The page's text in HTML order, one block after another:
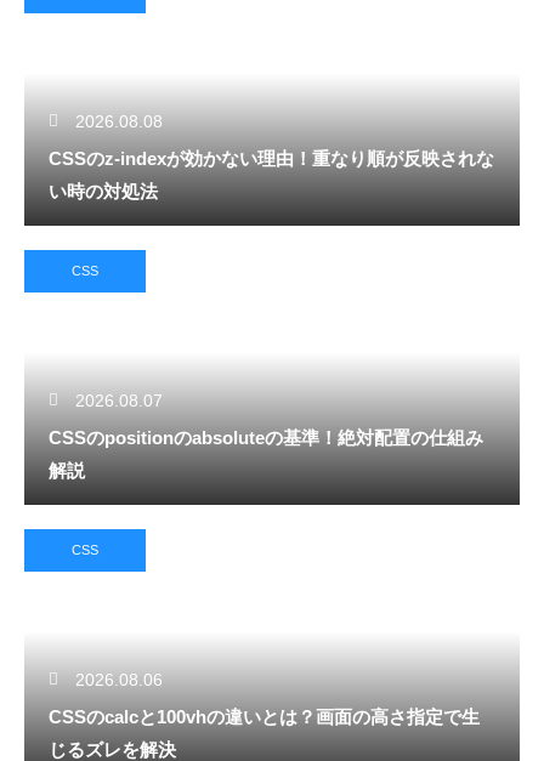
2026.08.08
CSSのz-indexが効かない理由！重なり順が反映されな
い時の対処法
CSS
2026.08.07
CSSのpositionのabsoluteの基準！絶対配置の仕組み
解説
CSS
2026.08.06
CSSのcalcと100vhの違いとは？画面の高さ指定で生
じるズレを解決